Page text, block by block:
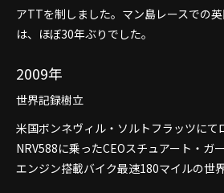
アTTを制しました。マン島レースでの
は、ほぼ30年ぶりでした。
2009年
世界記録樹立
米国ボンネヴィル・ソルトフラッツにて
NRV588に乗ったCEOスチュアート・ガ
エンジン搭載バイク最速180マイルの世